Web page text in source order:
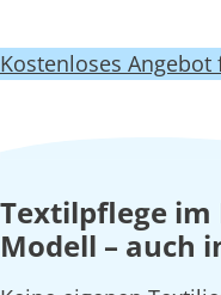
Kostenloses
Textilpflege im
Modell – auch